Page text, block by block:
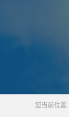
您当前位置: